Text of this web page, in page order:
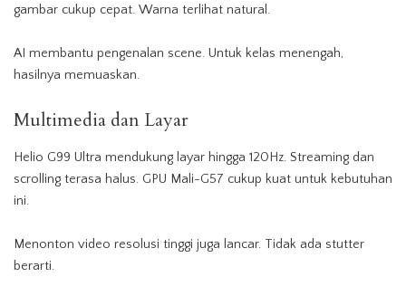
gambar cukup cepat. Warna terlihat natural.
AI membantu pengenalan scene. Untuk kelas menengah,
hasilnya memuaskan.
Multimedia dan Layar
Helio G99 Ultra mendukung layar hingga 120Hz. Streaming dan
scrolling terasa halus. GPU Mali-G57 cukup kuat untuk kebutuhan
ini.
Menonton video resolusi tinggi juga lancar. Tidak ada stutter
berarti.